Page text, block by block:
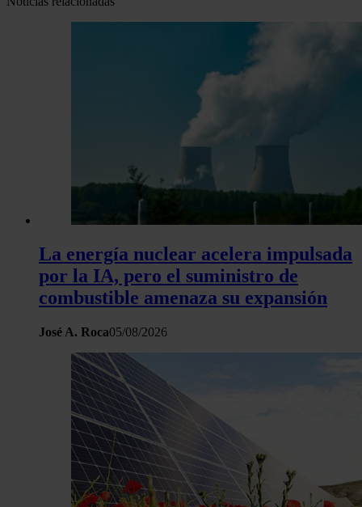
Las cookies de este sitio web se usan para personalizar el
y los anuncios, ofrecer funciones de redes sociales y
tráfico. Además, compartimos información sobre el uso que
sitio web con nuestros partners de redes sociales,
análisis web, quienes pueden combinarla con otra
haya proporcionado o que hayan recopilado a partir del uso
La energía nuclear acelera impulsada
por la IA, pero el suministro de
combustible amenaza su expansión
José A. Roca05/08/2026